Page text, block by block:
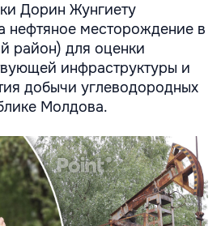
Дорин Жунгиету
нефтяное месторождение в
район) для оценки
инфраструктуры и
добычи углеводородных
Молдова.